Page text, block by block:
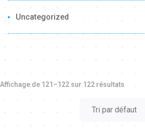
Uncategorized
Affichage de 121–122 sur 122 résultats